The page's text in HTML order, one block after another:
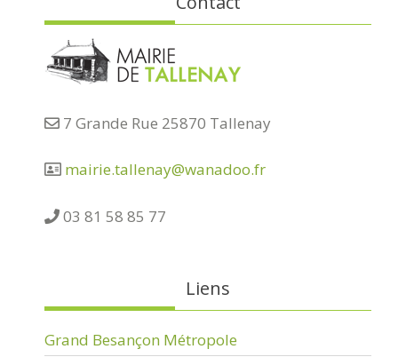
7 Grande Rue 25870 Tallenay
mairie.tallenay@wanadoo.fr
03 81 58 85 77
Liens
Grand Besançon Métropole